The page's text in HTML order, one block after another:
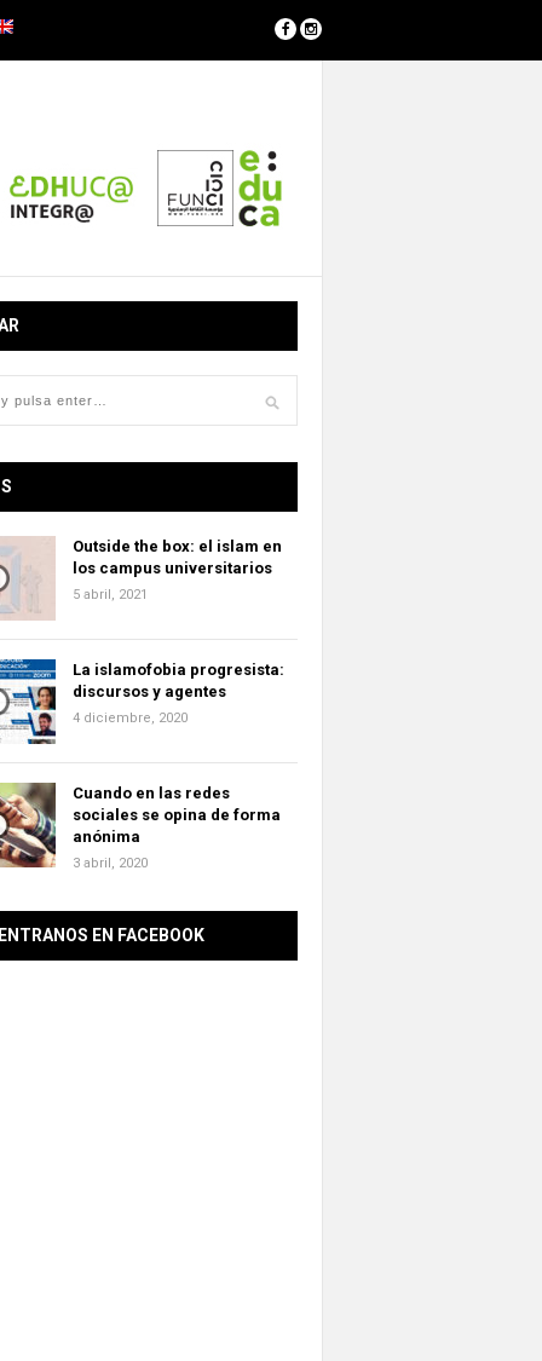
Outside the box: el islam en
los campus universitarios
5 abril, 2021
La islamofobia progresista:
discursos y agentes
4 diciembre, 2020
Cuando en las redes
sociales se opina de forma
anónima
3 abril, 2020
EN FACEBOOK